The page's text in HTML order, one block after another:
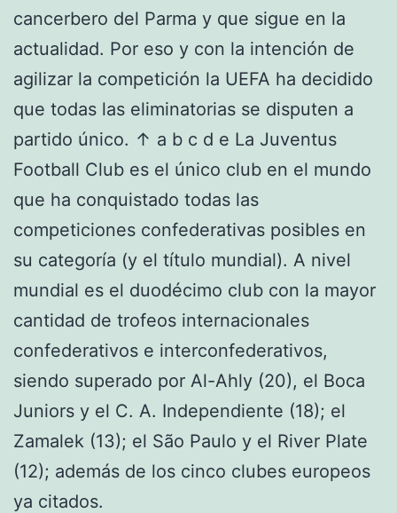
cancerbero del Parma y que sigue en la
actualidad. Por eso y con la intención de
agilizar la competición la UEFA ha decidido
que todas las eliminatorias se disputen a
partido único. ↑ a b c d e La Juventus
Football Club es el único club en el mundo
que ha conquistado todas las
competiciones confederativas posibles en
su categoría (y el título mundial). A nivel
mundial es el duodécimo club con la mayor
cantidad de trofeos internacionales
confederativos e interconfederativos,
siendo superado por Al-Ahly (20), el Boca
Juniors y el C. A. Independiente (18); el
Zamalek (13); el São Paulo y el River Plate
(12); además de los cinco clubes europeos
ya citados.